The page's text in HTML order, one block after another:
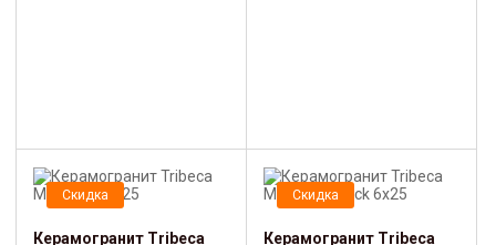
Скидка
Керамогранит Tribeca
Скидка
Керамогранит Tribeca